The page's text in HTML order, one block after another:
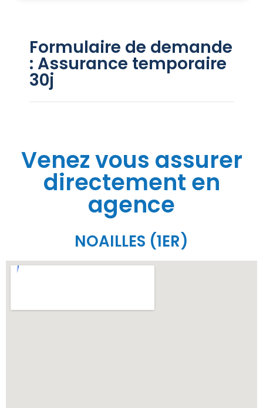
Formulaire de demande
: Assurance temporaire
30j
Venez vous assurer
directement en
agence
NOAILLES (1ER)